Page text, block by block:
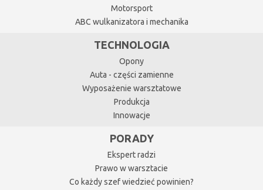
Motorsport
ABC wulkanizatora i mechanika
TECHNOLOGIA
Opony
Auta - części zamienne
Wyposażenie warsztatowe
Produkcja
Innowacje
PORADY
Ekspert radzi
Prawo w warsztacie
Co każdy szef wiedzieć powinien?